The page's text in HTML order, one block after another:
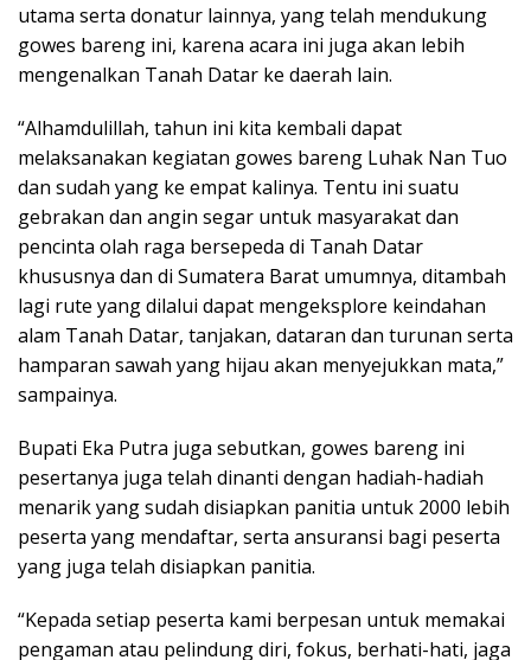
utama serta donatur lainnya, yang telah mendukung
gowes bareng ini, karena acara ini juga akan lebih
mengenalkan Tanah Datar ke daerah lain.
“Alhamdulillah, tahun ini kita kembali dapat
melaksanakan kegiatan gowes bareng Luhak Nan Tuo
dan sudah yang ke empat kalinya. Tentu ini suatu
gebrakan dan angin segar untuk masyarakat dan
pencinta olah raga bersepeda di Tanah Datar
khususnya dan di Sumatera Barat umumnya, ditambah
lagi rute yang dilalui dapat mengeksplore keindahan
alam Tanah Datar, tanjakan, dataran dan turunan serta
hamparan sawah yang hijau akan menyejukkan mata,”
sampainya.
Bupati Eka Putra juga sebutkan, gowes bareng ini
pesertanya juga telah dinanti dengan hadiah-hadiah
menarik yang sudah disiapkan panitia untuk 2000 lebih
peserta yang mendaftar, serta ansuransi bagi peserta
yang juga telah disiapkan panitia.
“Kepada setiap peserta kami berpesan untuk memakai
pengaman atau pelindung diri, fokus, berhati-hati, jaga